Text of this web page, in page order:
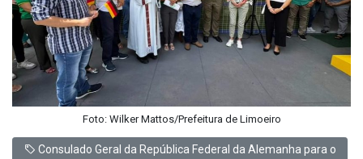
Foto: Wilker Mattos/Prefeitura de Limoeiro
Consulado Geral da República Federal da Alemanha para o